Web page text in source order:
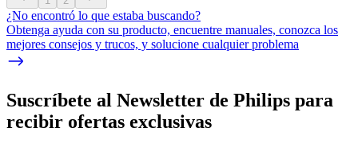
¿No encontró lo que estaba buscando?
Obtenga ayuda con su producto, encuentre manuales, conozca los
mejores consejos y trucos, y solucione cualquier problema
Suscríbete al Newsletter de Philips para
recibir ofertas exclusivas